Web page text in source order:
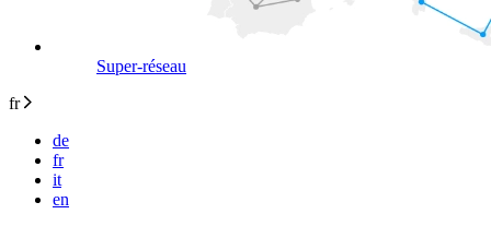
Super-réseau
fr
de
fr
it
en